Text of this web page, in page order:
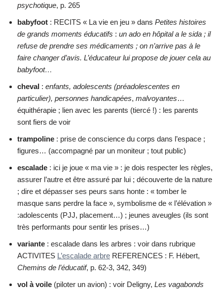
psychotique, p. 265
babyfoot : RECITS « La vie en jeu » dans Petites histoires
de grands moments éducatifs : un ado en hôpital a le sida ; il
refuse de prendre ses médicaments ; on n’arrive pas à le
faire changer d’avis. L’éducateur lui propose de jouer cela au
babyfoot…
cheval : enfants, adolescents (préadolescentes en
particulier), personnes handicapées, malvoyantes…
équithérapie ; lien avec les parents (tiercé !) : les parents
sont fiers de voir
trampoline : prise de conscience du corps dans l’espace ;
figures… (accompagné par un moniteur ; tout public)
escalade : ici je joue « ma vie » : je dois respecter les règles,
assurer l’autre et être assuré par lui ; découverte de la nature
; dire et dépasser ses peurs sans honte : « tomber le
masque sans perdre la face », symbolisme de « l’élévation »
:adolescents (PJJ, placement…) ; jeunes aveugles (ils sont
très performants pour sentir les prises…)
variante : escalade dans les arbres : voir dans rubrique
ACTIVITES L’escalade arbre REFERENCES : F. Hébert,
Chemins de l’éducatif, p. 62-3, 342, 349)
vol à voile (piloter un avion) : voir Deligny, Les vagabonds